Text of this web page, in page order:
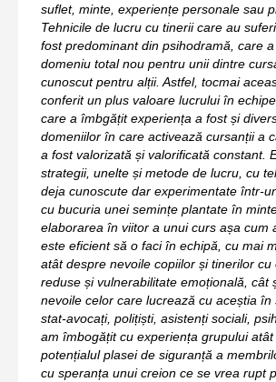
suflet, minte, experiențe personale sau
Tehnicile de lucru cu tinerii care au
fost predominant din psihodramă, care
domeniu total nou pentru unii dintre
cunoscut pentru alții. Astfel, tocmai
conferit un plus valoare lucrului în
care a îmbgățit experiența a fost și
domeniilor în care activează cursanții a
a fost valorizată și valorificată constant.
strategii, unelte și metode de lucru, cu
deja cunoscute dar experimentate într-
cu bucuria unei semințe plantate în
elaborarea în viitor a unui curs așa cum
este eficient să o faci în echipă, cu mai
atât despre nevoile copiilor și tinerilor cu
reduse și vulnerabilitate emoțională, cât
nevoile celor care lucrează cu aceștia în
stat-avocați, polițiști, asistenți sociali,
am îmbogățit cu experiența grupului
potențialul plasei de siguranță a
cu speranța unui creion ce se vrea rupt